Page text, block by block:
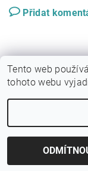
Přidat
2026 © Galerie KRAB,
Tento web
tohoto webu